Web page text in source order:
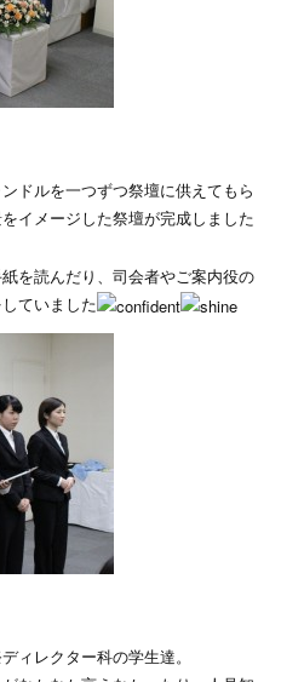
ドルを一つずつ祭壇に供えてもら
イメージした祭壇が完成しました
を読んだり、司会者やご案内役の
ていました
ィレクター科の学生達。